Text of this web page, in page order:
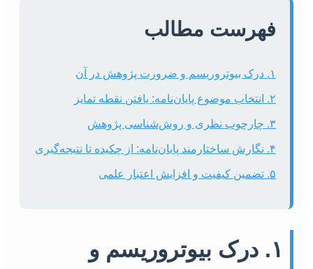
فهرست مطالب
۱. درک بیوتروریسم و ضرورت پژوهش در آن
۲. انتخاب موضوع پایان‌نامه: یافتن نقطه تمایز
۳. چارچوب نظری و روش‌شناسی پژوهش
۴. نگارش ساختارمند پایان‌نامه: از چکیده تا نتیجه‌گیری
۵. تضمین کیفیت و افزایش اعتبار علمی
۱. درک بیوتروریسم و